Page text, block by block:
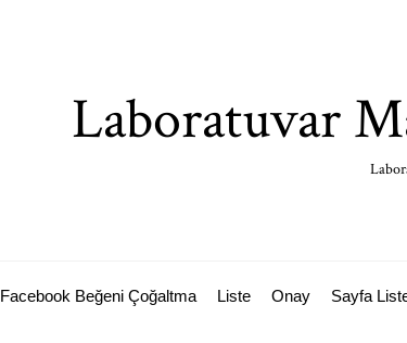
Laboratuvar
Facebook Beğeni Çoğaltma Liste Onay Sayfa